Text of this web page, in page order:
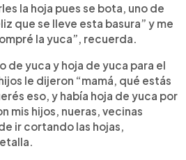
la hoja pues se bota, uno de
que se lleve esta basura” y me
la yuca”, recuerda.
de yuca y hoja de yuca para el
le dijeron “mamá, qué estás
eso, y había hoja de yuca por
mis hijos, nueras, vecinas
ir cortando las hojas,